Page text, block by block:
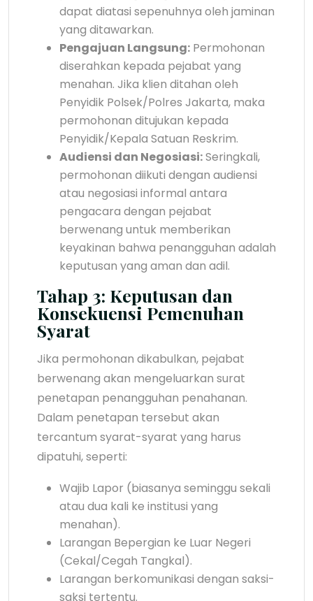
dapat diatasi sepenuhnya oleh jaminan
yang ditawarkan.
Pengajuan Langsung: Permohonan
diserahkan kepada pejabat yang
menahan. Jika klien ditahan oleh
Penyidik Polsek/Polres Jakarta, maka
permohonan ditujukan kepada
Penyidik/Kepala Satuan Reskrim.
Audiensi dan Negosiasi:Seringkali,
permohonan diikuti dengan audiensi
atau negosiasi informal antara
pengacara dengan pejabat
berwenang untuk memberikan
keyakinan bahwa penangguhan adalah
keputusan yang aman dan adil.
Tahap 3: Keputusan dan
Konsekuensi Pemenuhan
Syarat
Jika permohonan dikabulkan, pejabat
berwenang akan mengeluarkan surat
penetapan penangguhan penahanan.
Dalam penetapan tersebut akan
tercantum syarat-syarat yang harus
dipatuhi, seperti:
Wajib Lapor (biasanya seminggu sekali
atau dua kali ke institusi yang
menahan).
Larangan Bepergian ke Luar Negeri
(Cekal/Cegah Tangkal).
Larangan berkomunikasi dengan saksi-
saksi tertentu.